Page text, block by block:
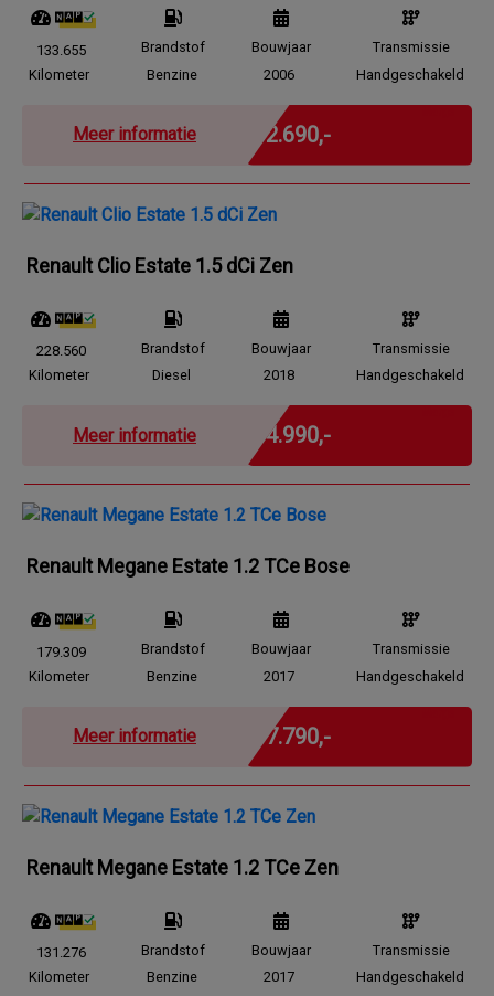
133.655
Kilometer
Brandstof
Benzine
Bouwjaar
2006
Transmissie
Handgeschakeld
Meer informatie € 2.690,-
Renault Clio Estate 1.5 dCi Zen
228.560
Kilometer
Brandstof
Diesel
Bouwjaar
2018
Transmissie
Handgeschakeld
Meer informatie € 4.990,-
Renault Megane Estate 1.2 TCe Bose
179.309
Kilometer
Brandstof
Benzine
Bouwjaar
2017
Transmissie
Handgeschakeld
Meer informatie € 7.790,-
Renault Megane Estate 1.2 TCe Zen
131.276
Kilometer
Brandstof
Benzine
Bouwjaar
2017
Transmissie
Handgeschakeld